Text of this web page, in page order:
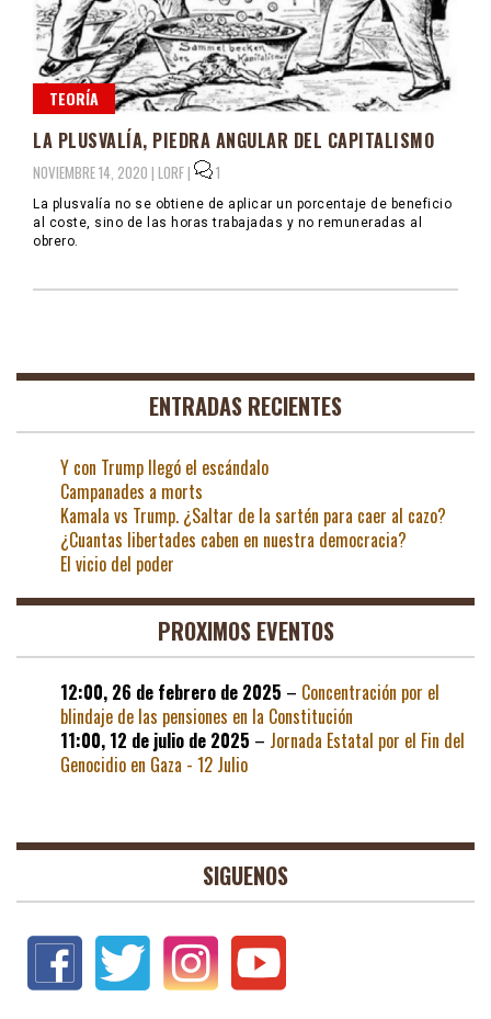
TEORÍA
LA PLUSVALÍA, PIEDRA ANGULAR DEL CAPITALISMO
NOVIEMBRE 14, 2020 | LORF| 1
La plusvalía no se obtiene de aplicar un porcentaje de beneficio
al coste, sino de las horas trabajadas y no remuneradas al
obrero.
ENTRADAS RECIENTES
Y con Trump llegó el escándalo
Campanades a morts
Kamala vs Trump. ¿Saltar de la sartén para caer al cazo?
¿Cuantas libertades caben en nuestra democracia?
El vicio del poder
PROXIMOS EVENTOS
12:00, 26 de febrero de 2025 – Concentración por el
blindaje de las pensiones en la Constitución
11:00, 12 de julio de 2025 – Jornada Estatal por el Fin del
Genocidio en Gaza - 12 Julio
SIGUENOS